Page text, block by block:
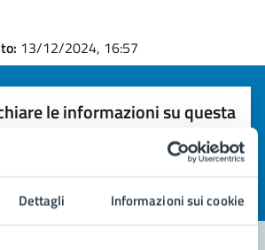
Dettagli Informazioni sui cookie
13/12/2024, 16:57
le informazioni su questa
5 stelle su 5
4 stelle su 5
su 5
su 5